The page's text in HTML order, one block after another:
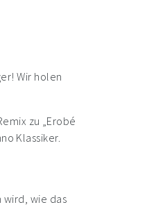
Wir holen
zu „Erobé
Klassiker.
wird, wie das